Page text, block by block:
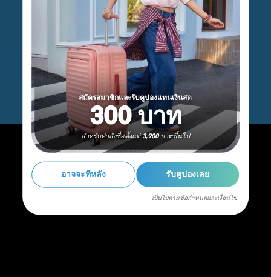
สมัครสมาชิกและรับคูปองแทนเงินสด
300 บาท
สำหรับคำสั่งซื้อตั้งแต่ 3,900 บาทขึ้นไป
อาจจะทีหลัง รับคูปองเลย
เป็นไปตามข้อกำหนดและเงื่อนไข